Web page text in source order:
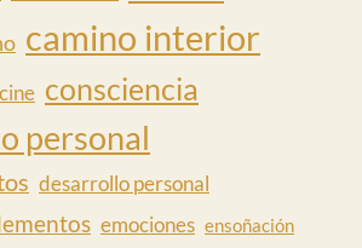
camino interior
cine consciencia
personal
desarrollo personal
emociones ensoñación